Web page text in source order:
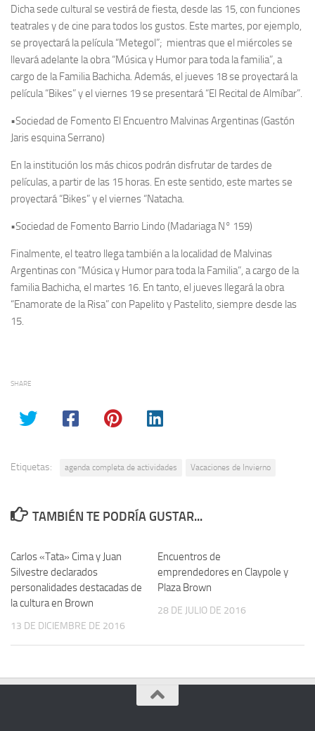
Dicha sede cultural se vestirá de fiesta, desde las 15, con funciones
teatrales y de cine para todos los gustos. Este martes, por ejemplo,
se proyectará la película “Metegol”; mientras que el miércoles se
llevará adelante la obra “Música y Humor para toda la familia”, a
cargo de la Familia Bachicha. Además, el jueves 18 se proyectará la
película “Bikes” y el viernes 19 se presentará “El Recital de Almíbar”.
•Sociedad de Fomento El Encuentro Malvinas Argentinas (Gastón
Jaris esquina Serrano)
En la institución los más chicos podrán disfrutar de tardes de
películas, a partir de las 15 horas. En este sentido, este martes se
proyectará “Bikes” y el viernes “Natacha.
•Sociedad de Fomento Barrio Lindo (Madariaga N° 159)
Finalmente, el teatro llega también a la localidad de Malvinas
Argentinas con “Música y Humor para toda la Familia”, a cargo de la
familia Bachicha, el martes 16. En tanto, el jueves llegará la obra
“Enamorate de la Risa” con Papelito y Pastelito, siempre desde las
15.
SHARE
Etiquetas: agenda completa de actividades Vacaciones de Invierno
TAMBIÉN TE PODRÍA GUSTAR...
Carlos «Tata» Cima y Juan
Silvestre declarados
personalidades destacadas de
la cultura en Brown
13 DE DICIEMBRE DE 2016
Encuentros de
emprendedores en Claypole y
Plaza Brown
28 DE JULIO DE 2016